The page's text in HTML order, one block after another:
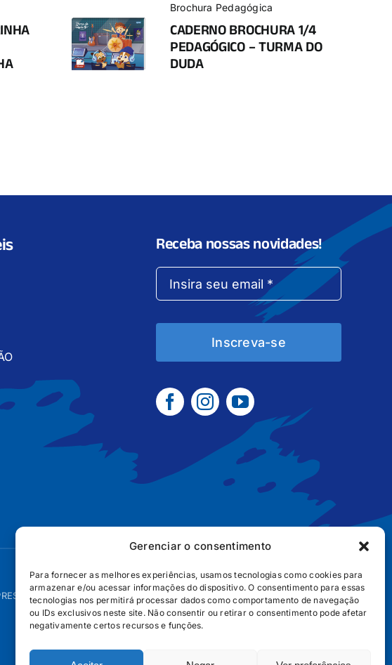
Gerenciar o consentimento
Para fornecer as melhores experiências, usamos tecnologias como cookies para
armazenar e/ou acessar informações do dispositivo. O consentimento para essas
tecnologias nos permitirá processar dados como comportamento de navegação
ou IDs exclusivos neste site. Não consentir ou retirar o consentimento pode afetar
negativamente certos recursos e funções.
Brochura Pedagógica
CADERNO BROCHURA 1/4
PEDAGÓGICO – TURMA DO
DUDA
Receba nossas novidades!
Inscreva-se
– B2B POLÍTICA DE COOKIES POLÍTICA DE PRIVACIDADE